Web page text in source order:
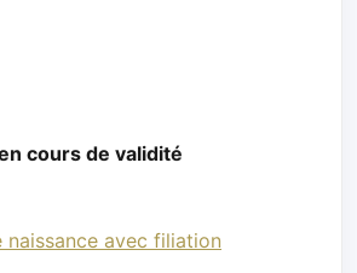
cours de validité
avec filiation